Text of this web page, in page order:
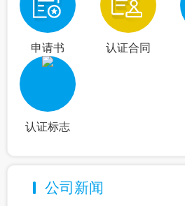
申请书 认证合同
认证标志
公司新闻